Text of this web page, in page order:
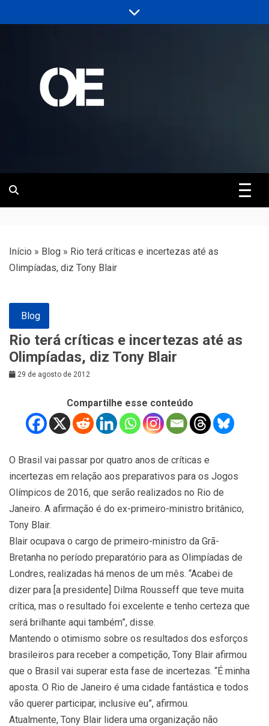
to
Revista | O
Empreiteiro
Início » Blog » Rio terá críticas e incertezas até as
Olimpíadas, diz Tony Blair
Blog
Rio terá críticas e incertezas até as
Olimpíadas, diz Tony Blair
29 de agosto de 2012
Compartilhe esse conteúdo
O Brasil vai passar por quatro anos de críticas e
incertezas em relação aos preparativos para os Jogos
Olímpicos de 2016, que serão realizados no Rio de
Janeiro. A afirmação é do ex-primeiro-ministro britânico,
Tony Blair.
Blair ocupava o cargo de primeiro-ministro da Grã-
Bretanha no período preparatório para as Olimpíadas de
Londres, realizadas há menos de um mês. “Acabei de
dizer para [a presidente] Dilma Rousseff que teve muita
crítica, mas o resultado foi excelente e tenho certeza que
será brilhante aqui também”, disse.
Mantendo o otimismo sobre os resultados dos esforços
brasileiros para receber a competição, Tony Blair afirmou
que o Brasil vai superar esta fase de incertezas. “É minha
aposta. O Rio de Janeiro é uma cidade fantástica e todos
vão querer participar, inclusive eu”, afirmou.
Atualmente, Tony Blair lidera uma organização não